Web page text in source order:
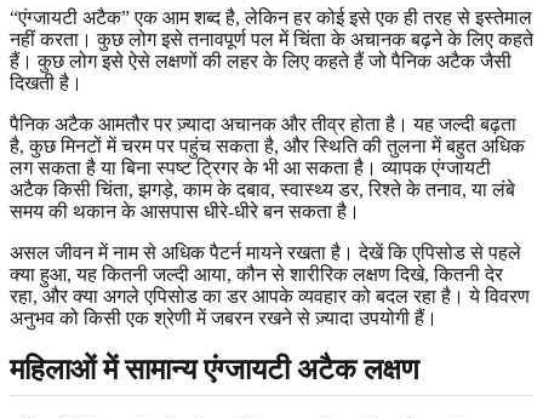
“एंग्जायटी अटैक” एक आम शब्द है, लेकिन हर कोई इसे एक ही तरह से इस्तेमाल
नहीं करता। कुछ लोग इसे तनावपूर्ण पल में चिंता के अचानक बढ़ने के लिए कहते
हैं। कुछ लोग इसे ऐसे लक्षणों की लहर के लिए कहते हैं जो पैनिक अटैक जैसी
दिखती है।
पैनिक अटैक आमतौर पर ज़्यादा अचानक और तीव्र होता है। यह जल्दी बढ़ता
है, कुछ मिनटों में चरम पर पहुंच सकता है, और स्थिति की तुलना में बहुत अधिक
लग सकता है या बिना स्पष्ट ट्रिगर के भी आ सकता है। व्यापक एंग्जायटी
अटैक किसी चिंता, झगड़े, काम के दबाव, स्वास्थ्य डर, रिश्ते के तनाव, या लंबे
समय की थकान के आसपास धीरे-धीरे बन सकता है।
असल जीवन में नाम से अधिक पैटर्न मायने रखता है। देखें कि एपिसोड से पहले
क्या हुआ, यह कितनी जल्दी आया, कौन से शारीरिक लक्षण दिखे, कितनी देर
रहा, और क्या अगले एपिसोड का डर आपके व्यवहार को बदल रहा है। ये विवरण
अनुभव को किसी एक श्रेणी में जबरन रखने से ज़्यादा उपयोगी हैं।
महिलाओं में सामान्य एंग्जायटी अटैक लक्षण